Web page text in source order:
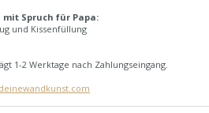
Spruch für Papa:
und Kissenfüllung
1-2 Werktage nach Zahlungseingang.